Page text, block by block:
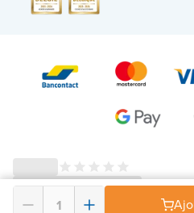
© 2026 - X²O Salles de bains –